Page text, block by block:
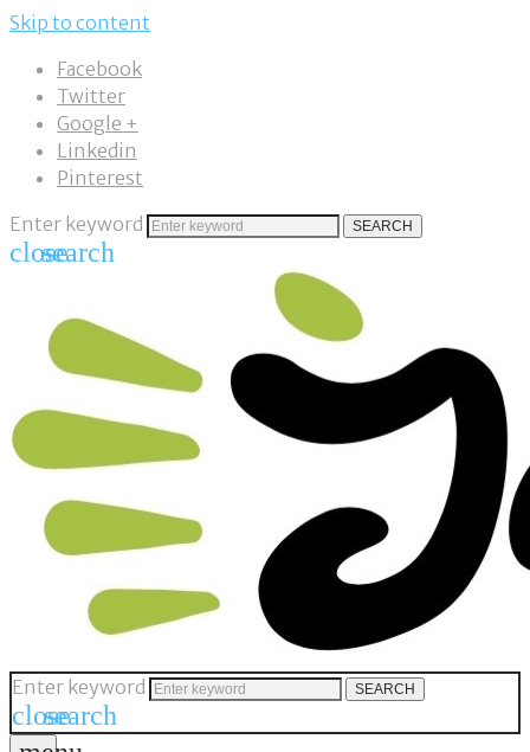
Skip to content
Facebook
Twitter
Google +
Linkedin
Pinterest
Enter keyword
SEARCH
closesearch
Enter keyword SEARCH
closesearch